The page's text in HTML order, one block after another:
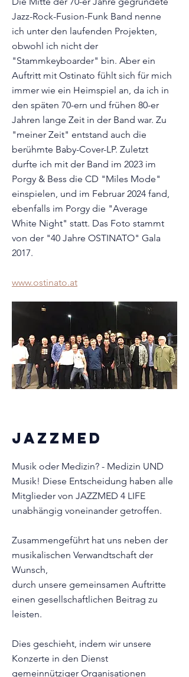
Jazz-Rock-Fusion-Funk Band nenne
ich unter den laufenden Projekten,
obwohl ich nicht der
"Stammkeyboarder" bin. Aber ein
Auftritt mit Ostinato fühlt sich für mich
immer wie ein Heimspiel an, da ich in
den späten 70-ern und frühen 80-er
Jahren lange Zeit in der Band war. Zu
"meiner Zeit" entstand auch die
berühmte Baby-Cover-LP. Zuletzt
durfte ich mit der Band im 2023 im
Porgy & Bess die CD "Miles Mode"
einspielen, und im Februar 2024 fand,
ebenfalls im Porgy die "Average
White Night" statt. Das Foto stammt
von der "40 Jahre OSTINATO" Gala
2017.
www.ostinato.at
JAZZMED
Musik oder Medizin? - Medizin UND
Musik! Diese Entscheidung haben alle
Mitglieder von JAZZMED 4 LIFE
unabhängig voneinander getroffen.
Zusammengeführt hat uns neben der
musikalischen Verwandtschaft der
Wunsch,
durch unsere gemeinsamen Auftritte
einen gesellschaftlichen Beitrag zu
leisten.
Dies geschieht, indem wir unsere
Konzerte in den Dienst
gemeinnütziger Organisationen